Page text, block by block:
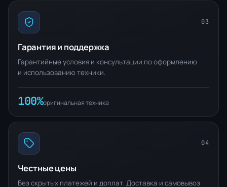
03
Гарантия и поддержка
Гарантийные условия и консультации по оформлению
и использованию техники.
100%оригинальная техника
04
Честные цены
Без скрытых платежей и доплат. Доставка и самовывоз